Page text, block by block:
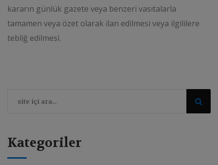
kararın günlük gazete veya benzeri vasıtalarla
tamamen veya özet olarak ilan edilmesi veya ilgililere
tebliğ edilmesi.
Kategoriler